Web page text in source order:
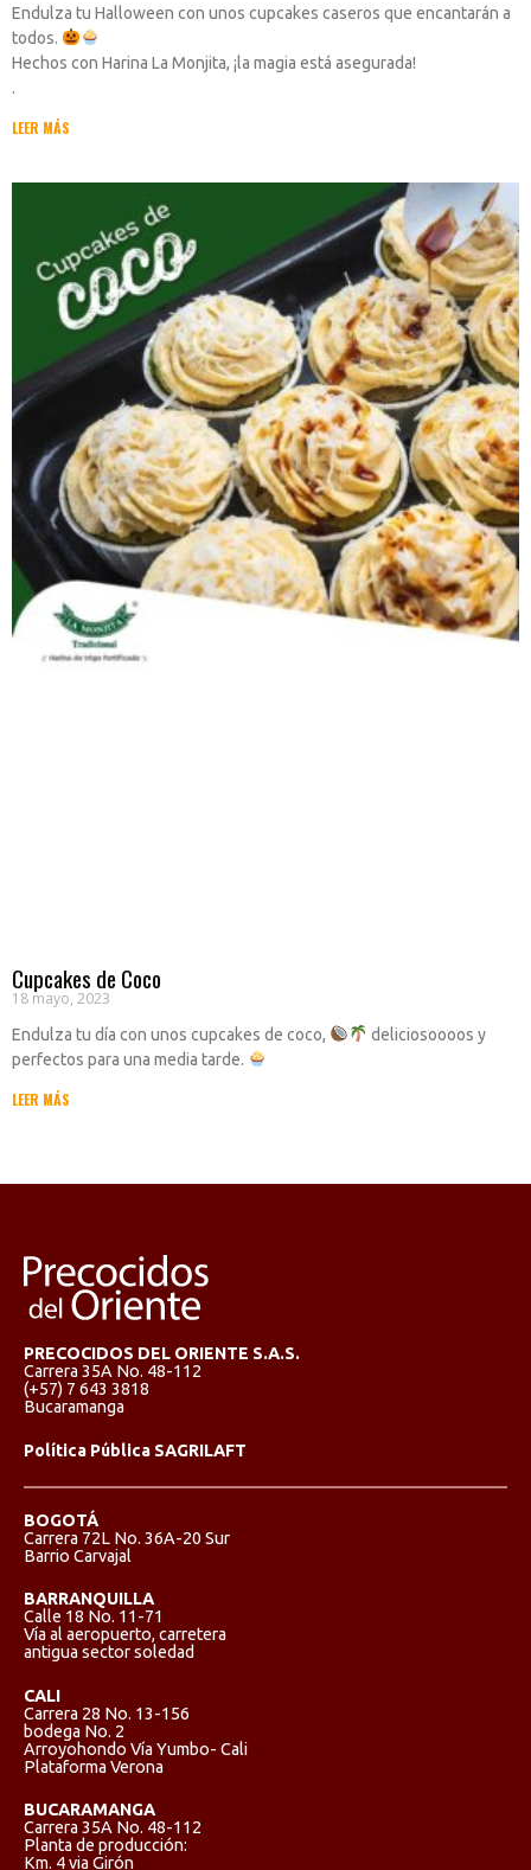
Endulza tu Halloween con unos cupcakes caseros que encantarán a
todos.
Hechos con Harina La Monjita, ¡la magia está asegurada!
.
LEER MÁS
Cupcakes de Coco
18 mayo, 2023
Endulza tu día con unos cupcakes de coco,
deliciosoooos y
perfectos para una media tarde.
LEER MÁS
PRECOCIDOS DEL ORIENTE S.A.S.
Carrera 35A No. 48-112
(+57) 7 643 3818
Bucaramanga
Política Pública SAGRILAFT
BOGOTÁ
Carrera 72L No. 36A-20 Sur
Barrio Carvajal
BARRANQUILLA
Calle 18 No. 11-71
Vía al aeropuerto, carretera
antigua sector soledad
CALI
Carrera 28 No. 13-156
bodega No. 2
Arroyohondo Vía Yumbo- Cali
Plataforma Verona
BUCARAMANGA
Carrera 35A No. 48-112
Planta de producción:
Km. 4 via Girón